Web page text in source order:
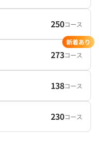
250コース
273コース
新着あり
138コース
230コース